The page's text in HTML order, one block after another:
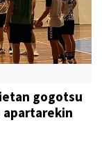
gogotsu